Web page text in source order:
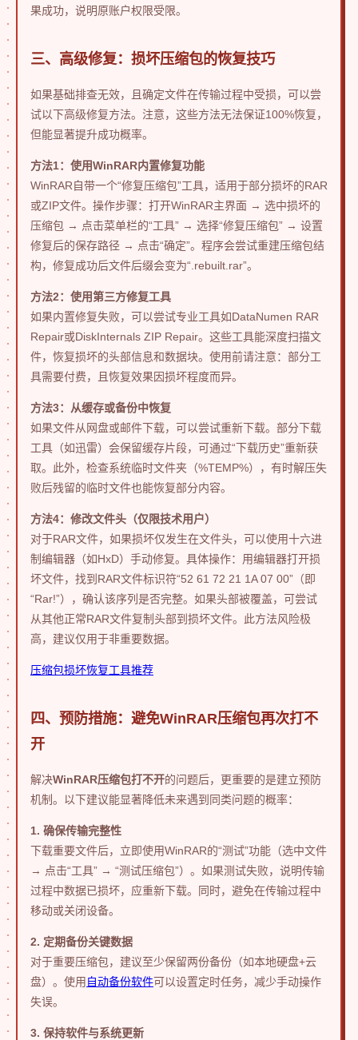
果成功，说明原账户权限受限。
三、高级修复：损坏压缩包的恢复技巧
如果基础排查无效，且确定文件在传输过程中受损，可以尝
试以下高级修复方法。注意，这些方法无法保证100%恢复，
但能显著提升成功概率。
方法1：使用WinRAR内置修复功能
WinRAR自带一个“修复压缩包”工具，适用于部分损坏的RAR
或ZIP文件。操作步骤：打开WinRAR主界面 → 选中损坏的
压缩包 → 点击菜单栏的“工具” → 选择“修复压缩包” → 设置
修复后的保存路径 → 点击“确定”。程序会尝试重建压缩包结
构，修复成功后文件后缀会变为“.rebuilt.rar”。
方法2：使用第三方修复工具
如果内置修复失败，可以尝试专业工具如DataNumen RAR
Repair或DiskInternals ZIP Repair。这些工具能深度扫描文
件，恢复损坏的头部信息和数据块。使用前请注意：部分工
具需要付费，且恢复效果因损坏程度而异。
方法3：从缓存或备份中恢复
如果文件从网盘或邮件下载，可以尝试重新下载。部分下载
工具（如迅雷）会保留缓存片段，可通过“下载历史”重新获
取。此外，检查系统临时文件夹（%TEMP%），有时解压失
败后残留的临时文件也能恢复部分内容。
方法4：修改文件头（仅限技术用户）
对于RAR文件，如果损坏仅发生在文件头，可以使用十六进
制编辑器（如HxD）手动修复。具体操作：用编辑器打开损
坏文件，找到RAR文件标识符“52 61 72 21 1A 07 00”（即
“Rar!”），确认该序列是否完整。如果头部被覆盖，可尝试
从其他正常RAR文件复制头部到损坏文件。此方法风险极
高，建议仅用于非重要数据。
压缩包损坏恢复工具推荐
四、预防措施：避免WinRAR压缩包再次打不
开
解决WinRAR压缩包打不开的问题后，更重要的是建立预防
机制。以下建议能显著降低未来遇到同类问题的概率：
1. 确保传输完整性
下载重要文件后，立即使用WinRAR的“测试”功能（选中文件
→ 点击“工具” → “测试压缩包”）。如果测试失败，说明传输
过程中数据已损坏，应重新下载。同时，避免在传输过程中
移动或关闭设备。
2. 定期备份关键数据
对于重要压缩包，建议至少保留两份备份（如本地硬盘+云
盘）。使用 自动备份软件可以设置定时任务，减少手动操作
失误。
3. 保持软件与系统更新